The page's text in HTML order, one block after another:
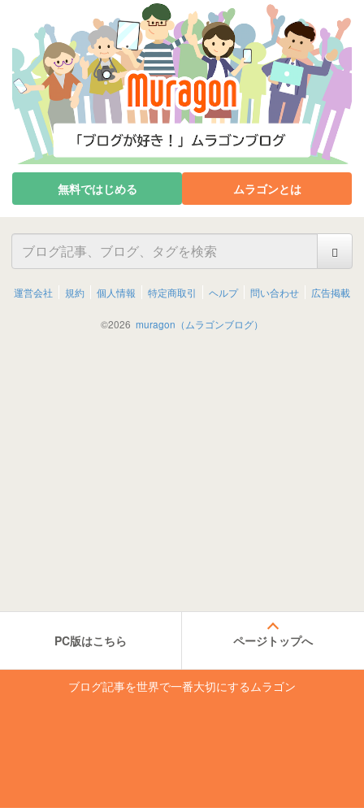
無料ではじめる ムラゴンとは
運営会社 規約 個人情報 特定商取引 ヘルプ 問い合わせ 広告掲載
©2026 muragon（ムラゴンブログ）
PC版はこちら ページトップへ
ブログ記事を世界で一番大切にするムラゴン